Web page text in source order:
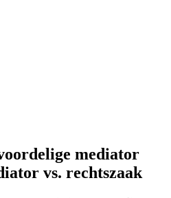
mediator
vs. rechtszaak